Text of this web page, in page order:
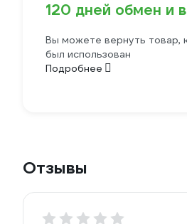
120 дней обмен и
Вы можете вернуть товар,
был использован
Подробнее
Отзывы